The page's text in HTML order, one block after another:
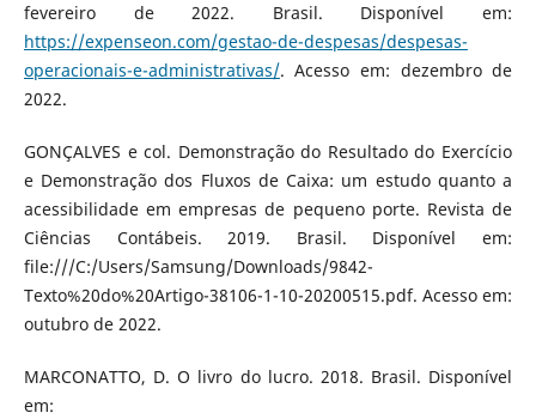
fevereiro de 2022. Brasil. Disponível em:
https://expenseon.com/gestao-de-despesas/despesas-
operacionais-e-administrativas/. Acesso em: dezembro de
2022.
GONÇALVES e col. Demonstração do Resultado do Exercício
e Demonstração dos Fluxos de Caixa: um estudo quanto a
acessibilidade em empresas de pequeno porte. Revista de
Ciências Contábeis. 2019. Brasil. Disponível em:
file:///C:/Users/Samsung/Downloads/9842-
Texto%20do%20Artigo-38106-1-10-20200515.pdf. Acesso em:
outubro de 2022.
MARCONATTO, D. O livro do lucro. 2018. Brasil. Disponível
em: